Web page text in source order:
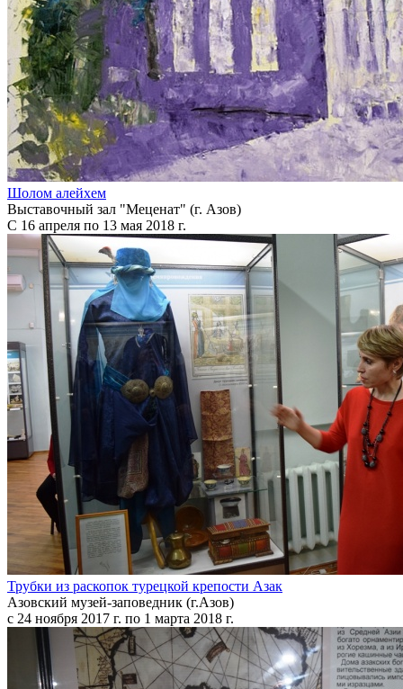
Шолом алейхем
Выставочный зал "Меценат" (г. Азов)
С 16 апреля по 13 мая 2018 г.
Трубки из раскопок турецкой крепости Азак
Азовский музей-заповедник (г.Азов)
с 24 ноября 2017 г. по 1 марта 2018 г.